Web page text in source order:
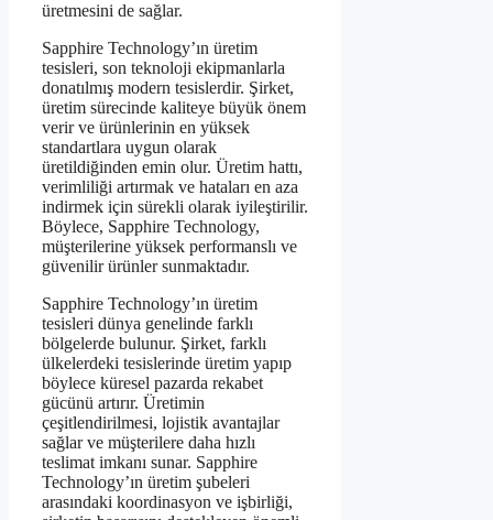
üretmesini de sağlar.
Sapphire Technology’ın üretim
tesisleri, son teknoloji ekipmanlarla
donatılmış modern tesislerdir. Şirket,
üretim sürecinde kaliteye büyük önem
verir ve ürünlerinin en yüksek
standartlara uygun olarak
üretildiğinden emin olur. Üretim hattı,
verimliliği artırmak ve hataları en aza
indirmek için sürekli olarak iyileştirilir.
Böylece, Sapphire Technology,
müşterilerine yüksek performanslı ve
güvenilir ürünler sunmaktadır.
Sapphire Technology’ın üretim
tesisleri dünya genelinde farklı
bölgelerde bulunur. Şirket, farklı
ülkelerdeki tesislerinde üretim yapıp
böylece küresel pazarda rekabet
gücünü artırır. Üretimin
çeşitlendirilmesi, lojistik avantajlar
sağlar ve müşterilere daha hızlı
teslimat imkanı sunar. Sapphire
Technology’ın üretim şubeleri
arasındaki koordinasyon ve işbirliği,